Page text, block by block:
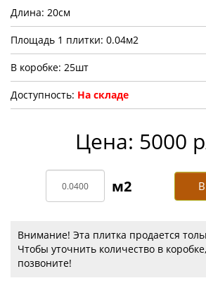
Длина: 20см
Площадь 1 плитки: 0.04м2
В коробке: 25шт
Доступность: На складе
Цена: 5000
Внимание! Эта плитка продается
Чтобы уточнить количество в
позвоните!